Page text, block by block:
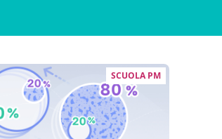
SCUOLA PM